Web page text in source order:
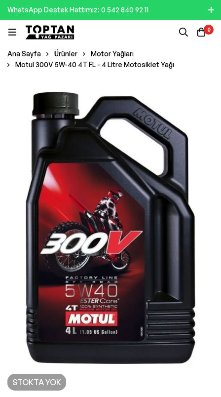
WhatsApp Destek Hattımız: 0 542 840 92 11
0
Ana Sayfa Ürünler
Motor Yağları
Motul 300V 5W-40 4T FL - 4 Litre Motosiklet Yağı
STOKTA YOK